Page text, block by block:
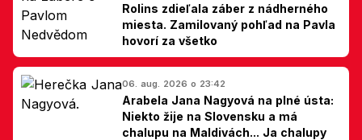
Rolins zdieľala záber z nádherného
miesta. Zamilovaný pohľad na Pavla
hovorí za všetko
06. aug. 2026 o 23:42
Arabela Jana Nagyová na plné ústa:
Niekto žije na Slovensku a má
chalupu na Maldivách... Ja chalupy